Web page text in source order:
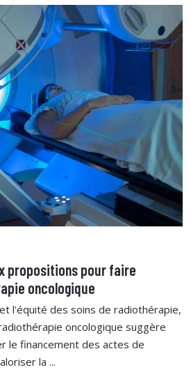
propositions pour faire
oncologique
l'équité des soins de radiothérapie,
oncologique suggère
le financement des actes de
la ...